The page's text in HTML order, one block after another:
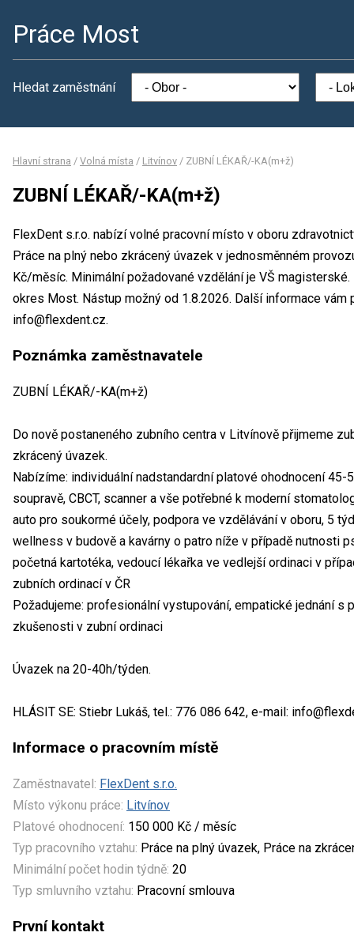
Práce Most
Hledat zaměstnání
Hlavní strana / Volná místa / Litvínov / ZUBNÍ LÉKAŘ/-KA(m+ž)
ZUBNÍ LÉKAŘ/-KA(m+ž)
FlexDent s.r.o. nabízí volné pracovní místo v oboru
Práce na plný nebo zkrácený úvazek v jednosměnném
Kč/měsíc. Minimální požadované vzdělání je VŠ
okres Most. Nástup možný od 1.8.2026. Další informace vám
info@flexdent.cz.
Poznámka zaměstnavatele
ZUBNÍ LÉKAŘ/-KA(m+ž)
Do nově postaneného zubního centra v Litvínově přijmeme
zkrácený úvazek.
Nabízíme: individuální nadstandardní platové ohodnocení 45-
soupravě, CBCT, scanner a vše potřebné k moderní
auto pro soukormé účely, podpora ve vzdělávání v oboru, 5
wellness v budově a kavárny o patro níže v případě nutnosti
početná kartotéka, vedoucí lékařka ve vedlejší ordinaci v
zubních ordinací v ČR
Požadujeme: profesionální vystupování, empatické jednání s
zkušenosti v zubní ordinaci
Úvazek na 20-40h/týden.
HLÁSIT SE: Stiebr Lukáš, tel.: 776 086 642, e-mail:
Informace o pracovním místě
Zaměstnavatel: FlexDent s.r.o.
Místo výkonu práce: Litvínov
Platové ohodnocení: 150 000 Kč / měsíc
Typ pracovního vztahu: Práce na plný úvazek, Práce na
Minimální počet hodin týdně: 20
Typ smluvního vztahu: Pracovní smlouva
První kontakt